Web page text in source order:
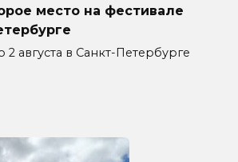
место на фестивале
2 августа в Санкт-Петербурге